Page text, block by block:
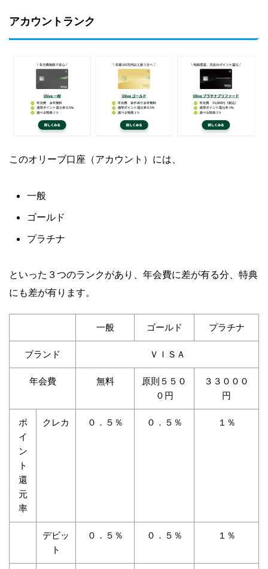
アカウントランク
このオリーブ口座（アカウント）には、
一般
ゴールド
プラチナ
といった３つのランクがあり、年会費に差が有る分、特典
にも差が有ります。
一般 ゴールド プラチナ
ブランド ＶＩＳＡ
年会費 無料
原則５５０
０円
３３０００
円
ポ
イ
ン
ト
還
元
率
クレカ ０．５％ ０．５％ １％
デビッ
ト
０．５％ ０．５％ １％